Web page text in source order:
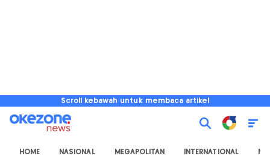
Scroll kebawah untuk membaca artikel
HOME NASIONAL MEGAPOLITAN INTERNATIONAL